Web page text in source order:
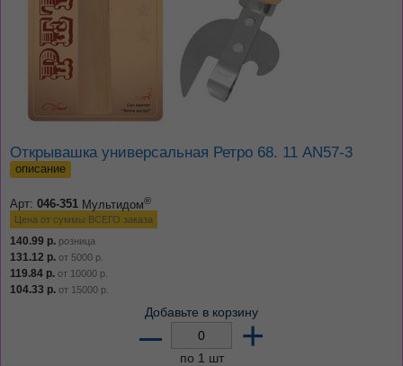
Открывашка универсальная Ретро 68. 11 AN57-3
описание
Арт: 046-351 Мультидом®
Цена от суммы ВСЕГО заказа
140.99 р. розница
131.12 р. от 5000 р.
119.84 р. от 10000 р.
104.33 р. от 15000 р.
Добавьте в корзину
– +
по 1 шт